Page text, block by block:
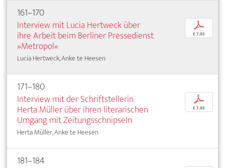
161–170
Interview mit Lucia Hertweck über
ihre Arbeit beim Berliner Pressedienst
»Metropol«
Lucia Hertweck, Anke te Heesen
p
€ 7,95
171–180
Interview mit der Schriftstellerin
Herta Müller über ihren literarischen
Umgang mit Zeitungsschnipseln
Herta Müller, Anke te Heesen
p
€ 7,95
181–184